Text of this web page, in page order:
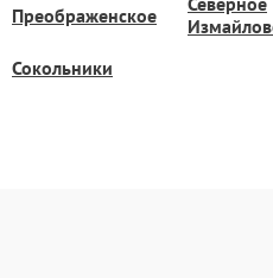
Преображенское
Сокольники